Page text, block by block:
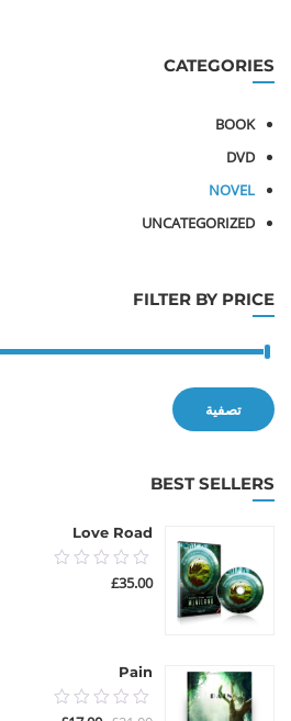
CATEGORIES
BOOK
DVD
NOVEL
UNCATEGORIZED
FILTER BY PRICE
تصفية
BEST SELLERS
Love Road
0.00
out
£35.00
Pain
0.00